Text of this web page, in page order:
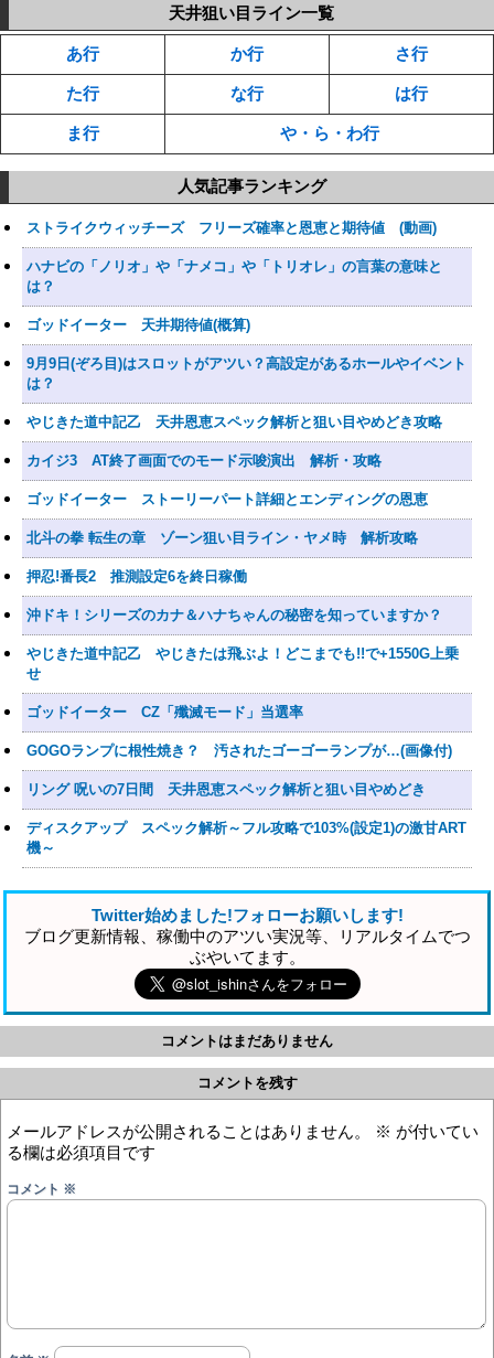
天井狙い目ライン一覧
あ行 か行 さ行
た行 な行 は行
ま行 や・ら・わ行
人気記事ランキング
ストライクウィッチーズ フリーズ確率と恩恵と期待値 (動画)
ハナビの「ノリオ」や「ナメコ」や「トリオレ」の言葉の意味と
は？
ゴッドイーター 天井期待値(概算)
9月9日(ぞろ目)はスロットがアツい？高設定があるホールやイベント
は？
やじきた道中記乙 天井恩恵スペック解析と狙い目やめどき攻略
カイジ3 AT終了画面でのモード示唆演出 解析・攻略
ゴッドイーター ストーリーパート詳細とエンディングの恩恵
北斗の拳 転生の章 ゾーン狙い目ライン・ヤメ時 解析攻略
押忍!番長2 推測設定6を終日稼働
沖ドキ！シリーズのカナ＆ハナちゃんの秘密を知っていますか？
やじきた道中記乙 やじきたは飛ぶよ！どこまでも!!で+1550G上乗
せ
ゴッドイーター CZ「殲滅モード」当選率
GOGOランプに根性焼き？ 汚されたゴーゴーランプが…(画像付)
リング 呪いの7日間 天井恩恵スペック解析と狙い目やめどき
ディスクアップ スペック解析～フル攻略で103%(設定1)の激甘ART
機～
Twitter始めました!フォローお願いします!
ブログ更新情報、稼働中のアツい実況等、リアルタイムでつ
ぶやいてます。
コメントはまだありません
コメントを残す
メールアドレスが公開されることはありません。 ※ が付いてい
る欄は必須項目です
コメント ※